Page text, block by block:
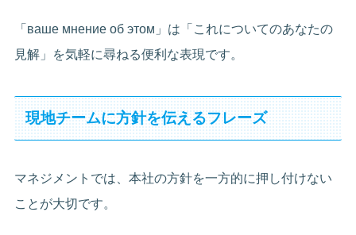
「ваше мнение об этом」は「これについてのあなたの
見解」を気軽に尋ねる便利な表現です。
現地チームに方針を伝えるフレーズ
マネジメントでは、本社の方針を一方的に押し付けない
ことが大切です。